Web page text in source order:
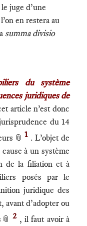
juge d’une
en restera au
summa divisio
du système
juridiques de
article n’est donc
du 14
📎 1 . L’objet de
à un système
de la filiation et à
posés par le
juridique des
avant d’adopter ou
📎 2 , il faut avoir à